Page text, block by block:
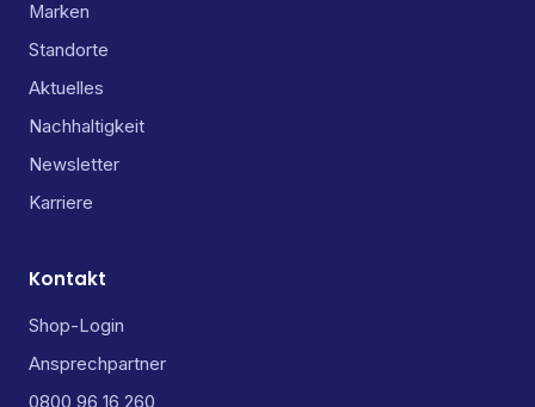
Marken
Standorte
Aktuelles
Nachhaltigkeit
Newsletter
Karriere
Kontakt
Shop-Login
Ansprechpartner
0800 96 16 260